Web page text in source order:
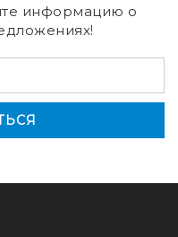
информацию о